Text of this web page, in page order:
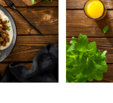
diety